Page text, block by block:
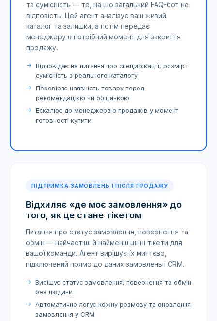
та сумісність — те, на що загальний FAQ-бот не
відповість. Цей агент аналізує ваш живий
каталог та залишки, а потім передає
менеджеру в потрібний момент для закриття
продажу.
Відповідає на питання про специфікації, розмір і
сумісність з реального каталогу
Перевіряє наявність товару перед
рекомендацією чи обіцянкою
Ескалює до менеджера з продажів у момент
готовності купити
ПІДТРИМКА ЗАМОВЛЕНЬ І ПІСЛЯ ПРОДАЖУ
Відхиляє «де моє замовлення» до
того, як це стане тікетом
Питання про статус замовлення, повернення та
обмін — найчастіші й найменш цінні тікети для
вашої команди. Агент вирішує їх миттєво,
підключений прямо до даних замовлень і CRM.
Вирішує статус замовлення, повернення та обмін
без людини
Автоматично логує кожну розмову та оновлення
замовлення у CRM